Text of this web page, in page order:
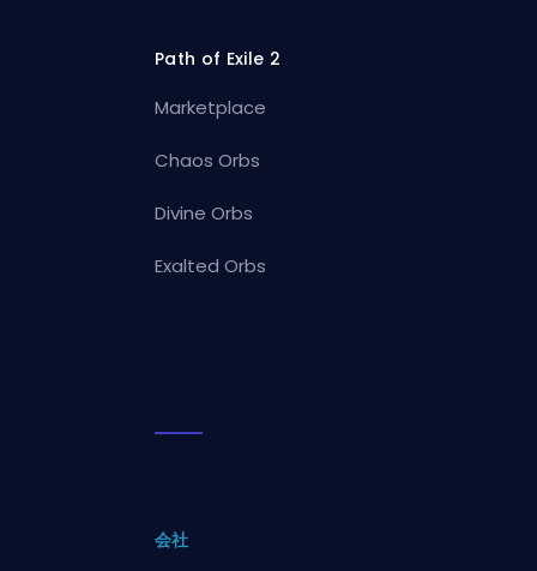
Path of Exile 2
Marketplace
Chaos Orbs
Divine Orbs
Exalted Orbs
会社